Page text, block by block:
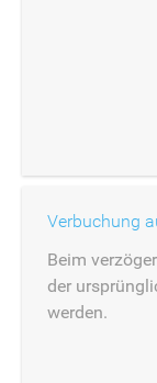
Verbuchung
Beim
der
werden.